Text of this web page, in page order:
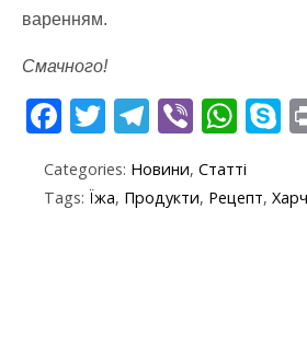
варенням.
Смачного!
F
e
b
T
itt
er
T
e
gr
Vi
er
W
at
S
y
p
Categories: Новини, Статті
Tags: Їжа, Продукти, Рецепт,